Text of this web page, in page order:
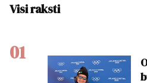
Visi raksti
01